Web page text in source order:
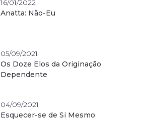
16/01/2022
Anatta: Não-Eu
05/09/2021
Os Doze Elos da Originação
Dependente
04/09/2021
Esquecer-se de Si Mesmo